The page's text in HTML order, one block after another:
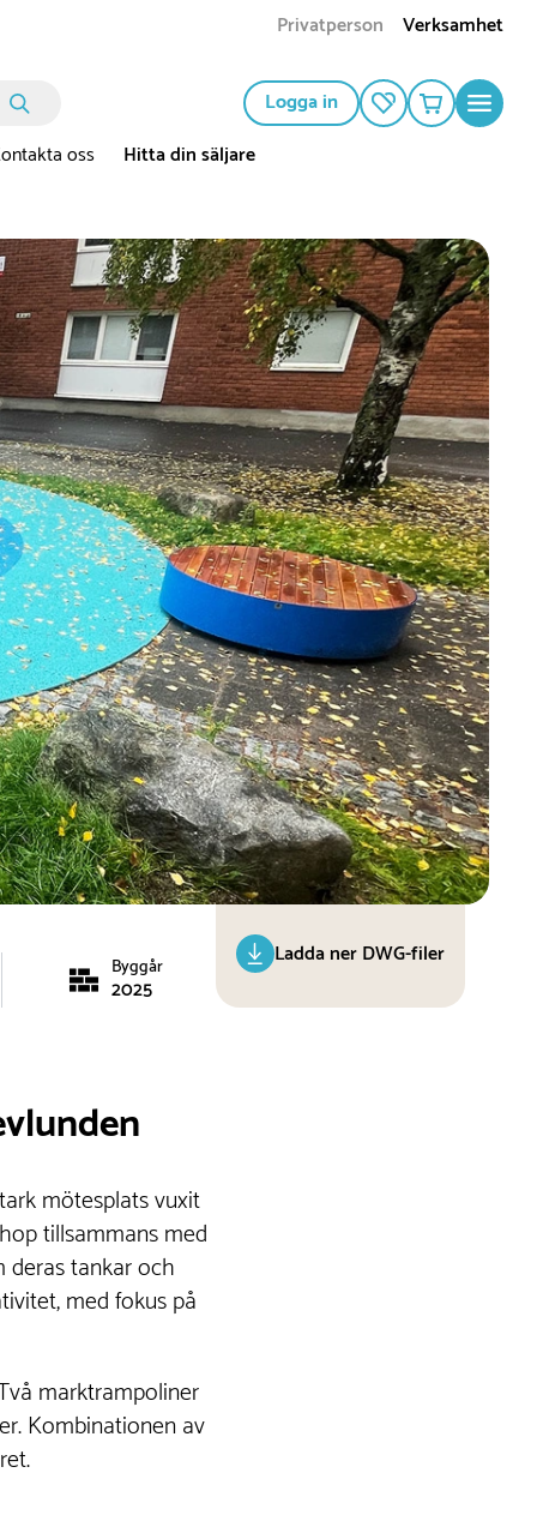
Privatperson Verksamhet
Logga in
oss Hitta din säljare
Byggår
2025
Ladda ner DWG-filer
mötesplats vuxit
tillsammans med
deras tankar och
med fokus på
marktrampoliner
Kombinationen av